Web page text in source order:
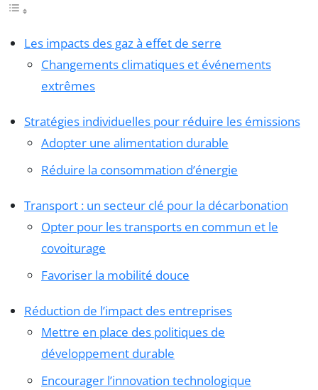
Les impacts des gaz à effet de serre
Changements climatiques et événements
extrêmes
Stratégies individuelles pour réduire les émissions
Adopter une alimentation durable
Réduire la consommation d’énergie
Transport : un secteur clé pour la décarbonation
Opter pour les transports en commun et le
covoiturage
Favoriser la mobilité douce
Réduction de l’impact des entreprises
Mettre en place des politiques de
développement durable
Encourager l’innovation technologique